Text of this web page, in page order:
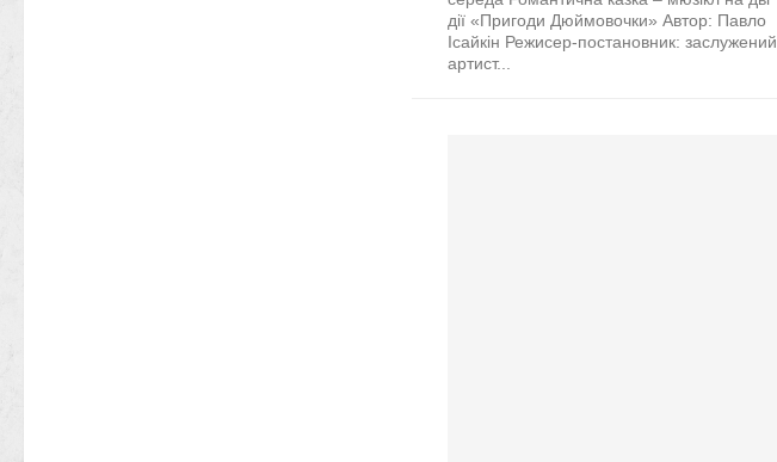
дії «Пригоди Дюймовочки» Автор: Павло
Ісайкін Режисер-постановник: заслужений
артист...